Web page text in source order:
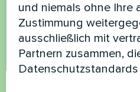
Kontaktieren Sie uns
helfen
und niemals ohne Ihre
Zustimmung
ausschließlich mit
Partnern zusammen,